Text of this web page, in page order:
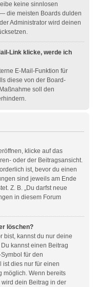
keine sinnlosen
die meisten Boards dulden
Administrator wird deinen
Link klicke, werde ich
E-Mail-Funktion für
diese von der Board-
soll den
klicke auf das
oder der Beitragsansicht.
ist, bevor du einen
sind jeweils am Ende
Z. B. „Du darfst neue
in diesem Forum
löschen?
bist, kannst du nur deine
kannst einen Beitrag
für den
ist dies nur für einen
möglich. Wenn bereits
dein Beitrag in der